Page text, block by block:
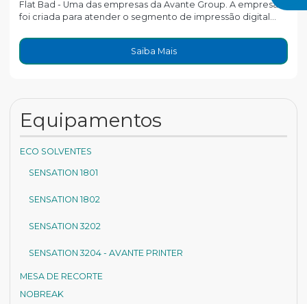
Flat Bad - Uma das empresas da Avante Group. A empresa
foi criada para atender o segmento de impressão digital...
Saiba Mais
Equipamentos
ECO SOLVENTES
SENSATION 1801
SENSATION 1802
SENSATION 3202
SENSATION 3204 - AVANTE PRINTER
MESA DE RECORTE
NOBREAK